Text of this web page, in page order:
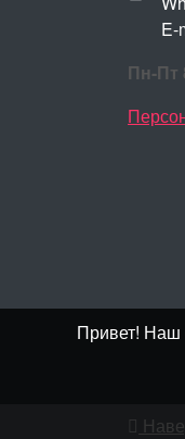
Привет! Наш
E-
Пн-Пт